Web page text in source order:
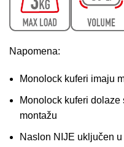
Napomena:
Monolock kuferi imaju
Monolock kuferi
montažu
Naslon NIJE uključen